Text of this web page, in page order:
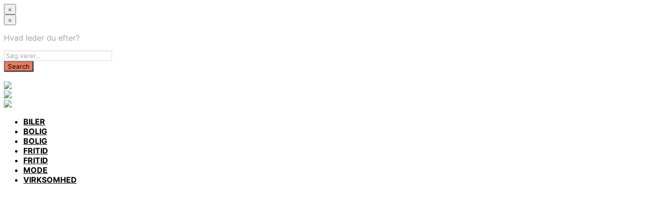
×
×
Hvad leder du efter?
BILER
BOLIG
BOLIG
FRITID
FRITID
MODE
VIRKSOMHED